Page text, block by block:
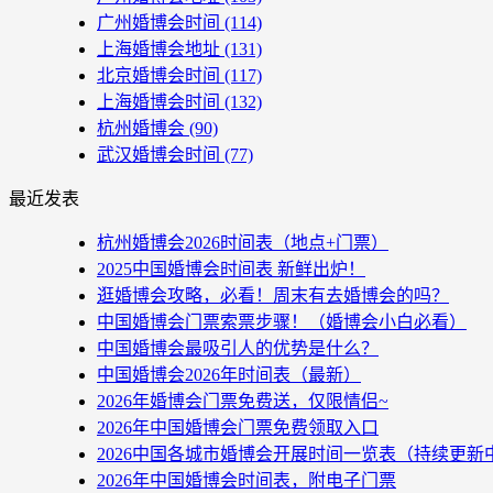
广州婚博会时间 (114)
上海婚博会地址 (131)
北京婚博会时间 (117)
上海婚博会时间 (132)
杭州婚博会 (90)
武汉婚博会时间 (77)
最近发表
杭州婚博会2026时间表（地点+门票）
2025中国婚博会时间表 新鲜出炉！
逛婚博会攻略，必看！周末有去婚博会的吗？
中国婚博会门票索票步骤！（婚博会小白必看）
中国婚博会最吸引人的优势是什么？
中国婚博会2026年时间表（最新）
2026年婚博会门票免费送，仅限情侣~
2026年中国婚博会门票免费领取入口
2026中国各城市婚博会开展时间一览表（持续更新
2026年中国婚博会时间表，附电子门票